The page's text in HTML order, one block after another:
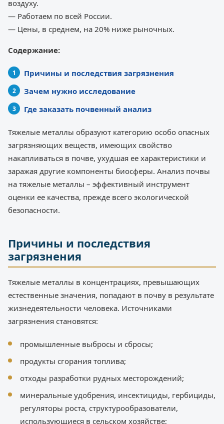
воздуху.
— Работаем по всей России.
— Цены, в среднем, на 20% ниже рыночных.
Содержание:
Причины и последствия загрязнения
Зачем нужно исследование
Где заказать почвенный анализ
Тяжелые металлы образуют категорию особо опасных
загрязняющих веществ, имеющих свойство
накапливаться в почве, ухудшая ее характеристики и
заражая другие компоненты биосферы. Анализ почвы
на тяжелые металлы – эффективный инструмент
оценки ее качества, прежде всего экологической
безопасности.
Причины и последствия
загрязнения
Тяжелые металлы в концентрациях, превышающих
естественные значения, попадают в почву в результате
жизнедеятельности человека. Источниками
загрязнения становятся:
промышленные выбросы и сбросы;
продукты сгорания топлива;
отходы разработки рудных месторождений;
минеральные удобрения, инсектициды, гербициды,
регуляторы роста, структурообразователи,
использующиеся в сельском хозяйстве;